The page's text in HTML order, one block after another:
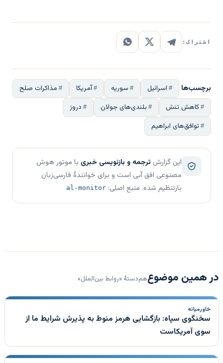
اشتراک:
برچسب‌ها اسرائیل سوریه آمریکا
مذاکرات صلح
کاهش تنش
بلندی‌های جولان
دروز
توافق‌های ابراهیم
این گزارش ترجمه و بازنویسی خبری با موتور هوش
مصنوعی افق آبی است و برای خوانندهٔ فارسی‌زبان
بازتنظیم شده. منبع اصلی: al-monitor
در همین موضوعهم‌دستهٔ «روابط بین‌الملل»
خاورمیانه
سخنگوی سپاه: بازگشایی هرمز منوط به پذیرش شرایط ما از
سوی آمریکاست